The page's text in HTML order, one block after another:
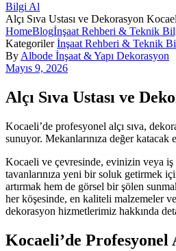
Bilgi Al
Alçı Sıva Ustası ve Dekorasyon
HomeBlogİnşaat Rehberi & Teknik
Kategoriler İnşaat Rehberi & Teknik
ByAlbode İnşaat & Yapı Dekorasyon
Mayıs 9, 2026
Alçı Sıva Ustası ve
Kocaeli’de profesyonel alçı sıva,
sunuyor. Mekanlarınıza değer
Kocaeli ve çevresinde, evinizin veya iş
tavanlarınıza yeni bir soluk getirmek
artırmak hem de görsel bir şölen
her köşesinde, en kaliteli malzemeler
dekorasyon hizmetlerimiz hakkında
Kocaeli’de Profesyonel